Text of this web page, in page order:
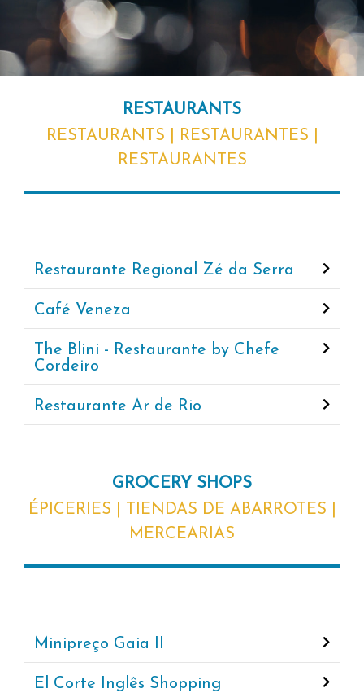
RESTAURANTS
RESTAURANTS | RESTAURANTES |
RESTAURANTES
Restaurante Regional Zé da Serra
Café Veneza
The Blini - Restaurante by Chefe
Cordeiro
Restaurante Ar de Rio
GROCERY SHOPS
ÉPICERIES | TIENDAS DE ABARROTES |
MERCEARIAS
Minipreço Gaia II
El Corte Inglês Shopping